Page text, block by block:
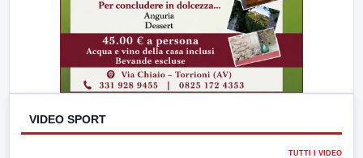
VIDEO SPORT
TUTTI I VIDEO